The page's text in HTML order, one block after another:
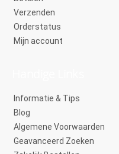
Verzenden
Orderstatus
Mijn account
Informatie & Tips
Blog
Algemene Voorwaarden
Geavanceerd Zoeken